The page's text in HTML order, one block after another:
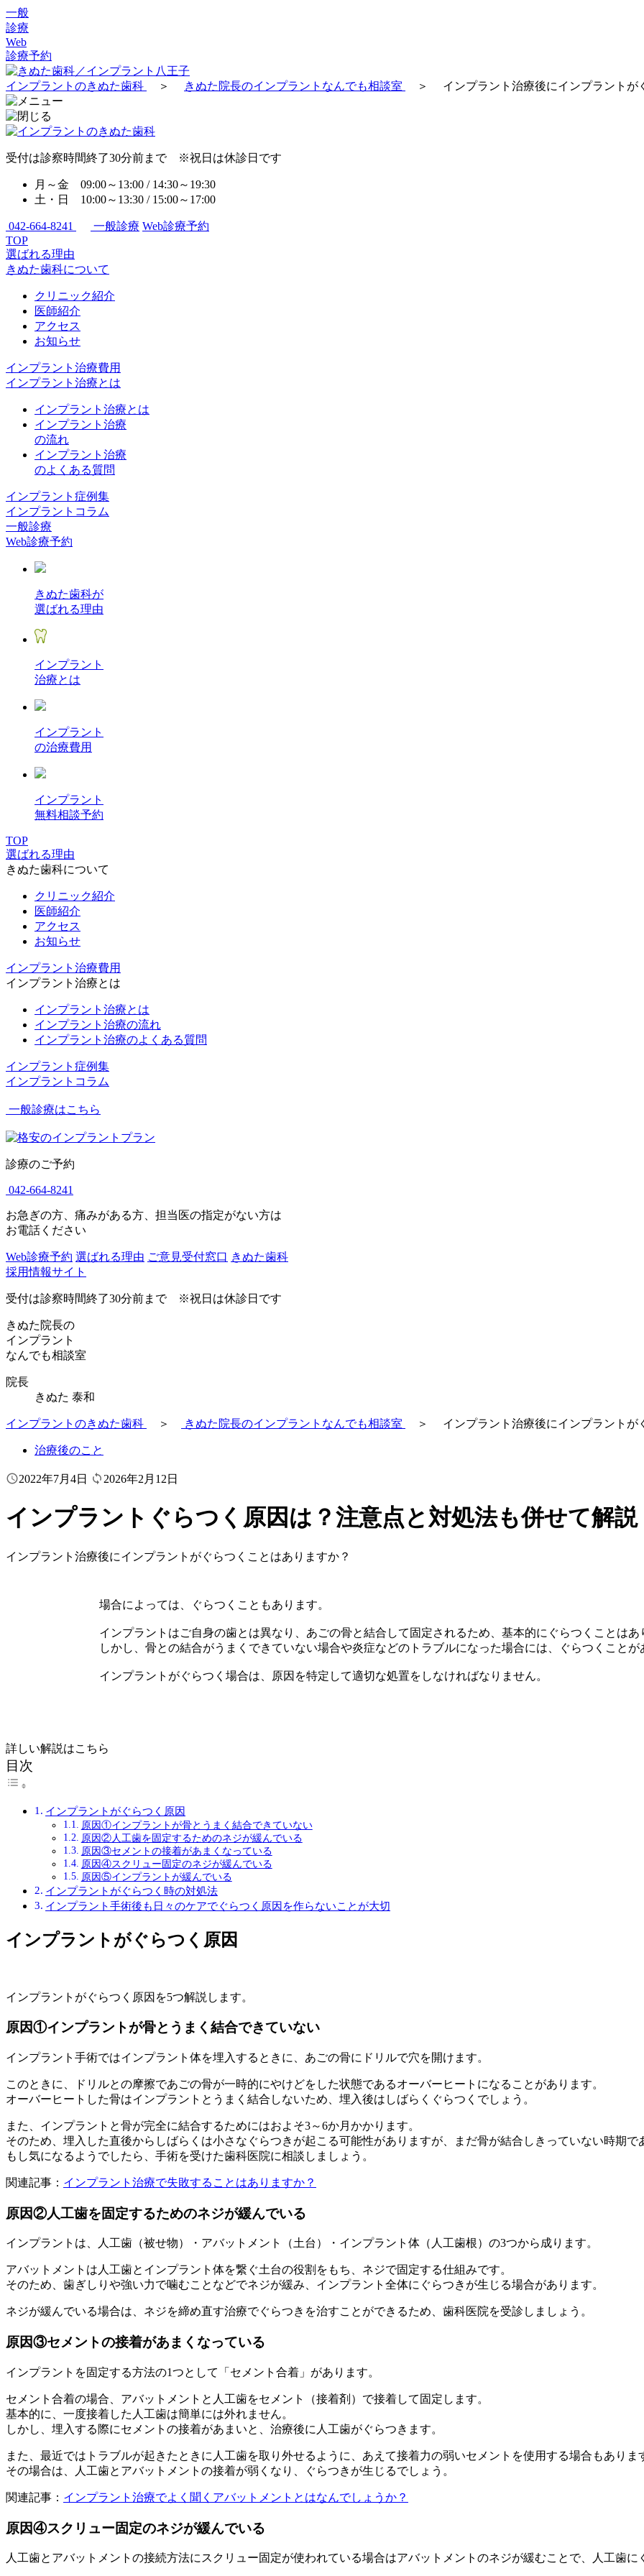
一般
診療
Web
診療予約
インプラントのきぬた歯科 ＞ きぬた院長のインプラントなんでも相談室 ＞ インプラント治療後にインプラントが
受付は診察時間終了30分前まで ※祝日は休診日です
月～金 09:00～13:00 / 14:30～19:30
土・日 10:00～13:30 / 15:00～17:00
042-664-8241 一般診療 Web診療予約
TOP
選ばれる理由
きぬた歯科について
クリニック紹介
医師紹介
アクセス
お知らせ
インプラント治療費用
インプラント治療とは
インプラント治療とは
インプラント治療
の流れ
インプラント治療
のよくある質問
インプラント症例集
インプラントコラム
一般診療
Web診療予約
きぬた歯科が
選ばれる理由
インプラント
治療とは
インプラント
の治療費用
インプラント
無料相談予約
TOP
選ばれる理由
きぬた歯科について
クリニック紹介
医師紹介
アクセス
お知らせ
インプラント治療費用
インプラント治療とは
インプラント治療とは
インプラント治療の流れ
インプラント治療のよくある質問
インプラント症例集
インプラントコラム
一般診療はこちら
診療のご予約
042-664-8241
お急ぎの方、痛みがある方、担当医の指定がない方は
お電話ください
Web診療予約 選ばれる理由 ご意見受付窓口 きぬた歯科
採用情報サイト
受付は診察時間終了30分前まで ※祝日は休診日です
きぬた院長の
インプラント
なんでも相談室
院長
きぬた 泰和
インプラントのきぬた歯科 ＞ きぬた院長のインプラントなんでも相談室 ＞ インプラント治療後にインプラントが
治療後のこと
2022年7月4日  2026年2月12日
インプラントぐらつく原因は？注意点と対処法も併せて解説
インプラント治療後にインプラントがぐらつくことはありますか？
場合によっては、ぐらつくこともあります。
インプラントはご自身の歯とは異なり、あごの骨と結合して固定されるため、基本的にぐらつくことはあ
しかし、骨との結合がうまくできていない場合や炎症などのトラブルになった場合には、ぐらつくことが
インプラントがぐらつく場合は、原因を特定して適切な処置をしなければなりません。
詳しい解説はこちら
目次
インプラントがぐらつく原因
原因①インプラントが骨とうまく結合できていない
原因②人工歯を固定するためのネジが緩んでいる
原因③セメントの接着があまくなっている
原因④スクリュー固定のネジが緩んでいる
原因⑤インプラントが緩んでいる
インプラントがぐらつく時の対処法
インプラント手術後も日々のケアでぐらつく原因を作らないことが大切
インプラントがぐらつく原因
インプラントがぐらつく原因を5つ解説します。
原因①インプラントが骨とうまく結合できていない
インプラント手術ではインプラント体を埋入するときに、あごの骨にドリルで穴を開けます。
このときに、ドリルとの摩擦であごの骨が一時的にやけどをした状態であるオーバーヒートになることがあります。
オーバーヒートした骨はインプラントとうまく結合しないため、埋入後はしばらくぐらつくでしょう。
また、インプラントと骨が完全に結合するためにはおよそ3～6か月かかります。
そのため、埋入した直後からしばらくは小さなぐらつきが起こる可能性がありますが、まだ骨が結合しきっていない時期で
もし気になるようでしたら、手術を受けた歯科医院に相談しましょう。
関連記事： インプラント治療で失敗することはありますか？
原因②人工歯を固定するためのネジが緩んでいる
インプラントは、人工歯（被せ物）・アバットメント（土台）・インプラント体（人工歯根）の3つから成ります。
アバットメントは人工歯とインプラント体を繋ぐ土台の役割をもち、ネジで固定する仕組みです。
そのため、歯ぎしりや強い力で噛むことなどでネジが緩み、インプラント全体にぐらつきが生じる場合があります。
ネジが緩んでいる場合は、ネジを締め直す治療でぐらつきを治すことができるため、歯科医院を受診しましょう。
原因③セメントの接着があまくなっている
インプラントを固定する方法の1つとして「セメント合着」があります。
セメント合着の場合、アバットメントと人工歯をセメント（接着剤）で接着して固定します。
基本的に、一度接着した人工歯は簡単には外れません。
しかし、埋入する際にセメントの接着があまいと、治療後に人工歯がぐらつきます。
また、最近ではトラブルが起きたときに人工歯を取り外せるように、あえて接着力の弱いセメントを使用する場合もありま
その場合は、人工歯とアバットメントの接着が弱くなり、ぐらつきが生じるでしょう。
関連記事： インプラント治療でよく聞くアバットメントとはなんでしょうか？
原因④スクリュー固定のネジが緩んでいる
人工歯とアバットメントの接続方法にスクリュー固定が使われている場合はアバットメントのネジが緩むことで、人工歯に